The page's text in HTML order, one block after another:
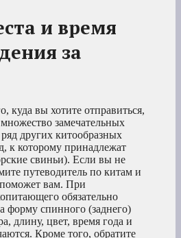
и время
за
куда вы хотите отправиться,
замечательных
других китообразных
к которому принадлежат
свиньи). Если вы не
путеводитель по китам и
вам. При
обязательно
форму спинного (заднего)
длину, цвет, время года и
Кроме того, обратите